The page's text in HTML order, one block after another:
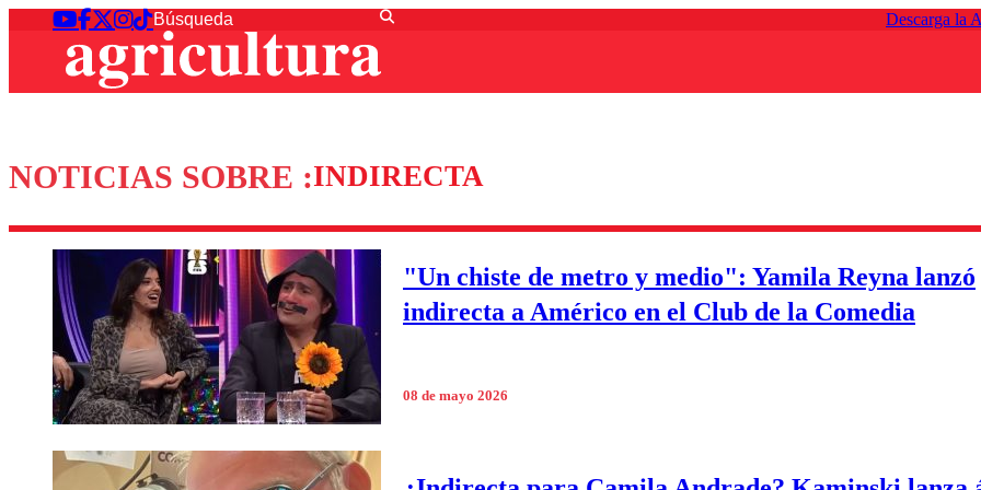
Descarga la
NOTICIAS SOBRE :INDIRECTA
"Un chiste de metro y medio": Yamila Reyna lanzó
indirecta a Américo en el Club de la Comedia
08 de mayo 2026